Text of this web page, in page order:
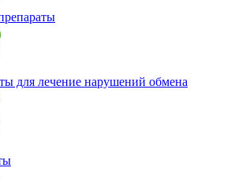
для лечение нарушений обмена